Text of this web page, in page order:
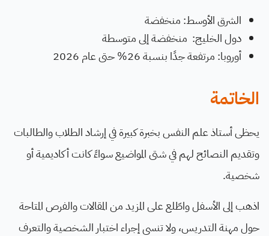
الشرق الأوسط: منخفضة
دول الخليج: منخفضة إلى متوسطة
أوروبا: مرتفعة جدًا بنسبة 26% حتى عام 2026
الخاتمة
يحظى أستاذ علم النفس بخبرة كبيرة في إرشاد الطلاب والطالبات
وتقديم النصائح لهم في شتى المواضيع سواءً كانت أكاديمية أو
شخصية.
اذهب إلى الأسفل واطّلع على المزيد من المقالات والفرص المتاحة
حول مهنة التدريس، ولا تنسى إجراء اختبار الشخصية والتعرف